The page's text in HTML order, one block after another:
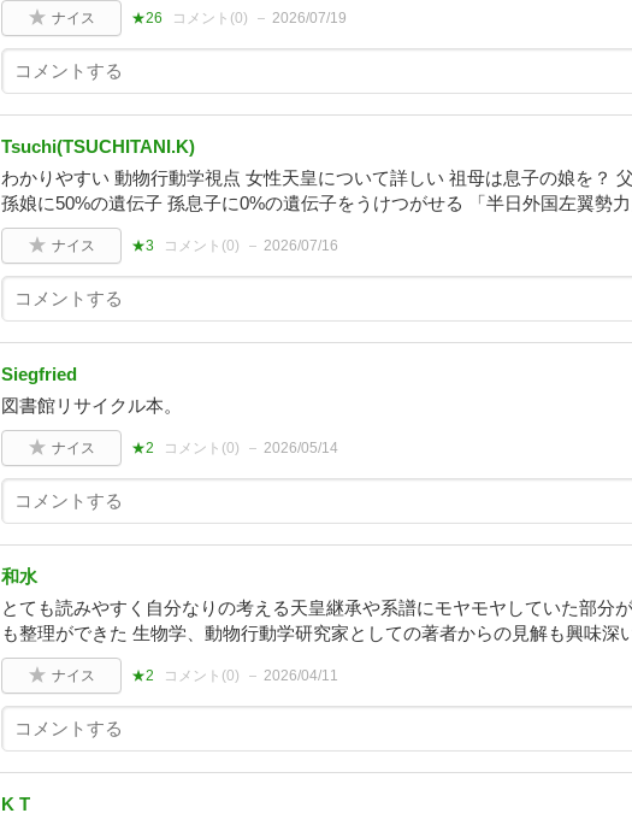
ナイス ★26 コメント(0) 2026/07/19
Tsuchi(TSUCHITANI.K)
わかりやすい 動物行動学視点 女性天皇について詳しい 祖母は息子の娘を？
孫娘に50%の遺伝子 孫息子に0%の遺伝子をうけつがせる 「半日外国左翼勢力
ナイス ★3 コメント(0) 2026/07/16
Siegfried
図書館リサイクル本。
ナイス ★2 コメント(0) 2026/05/14
和水
とても読みやすく自分なりの考える天皇継承や系譜にモヤモヤしていた部分
も整理ができた 生物学、動物行動学研究家としての著者からの見解も興味深
ナイス ★2 コメント(0) 2026/04/11
K T